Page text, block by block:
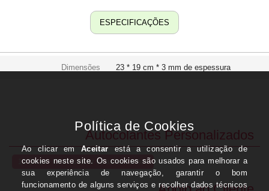
ESPECIFICAÇÕES
Dimensões 23 * 19 cm * 3 mm de espessura
Autocolantes Personalizados
10 Dicas - Onde utilizar os autocolantes